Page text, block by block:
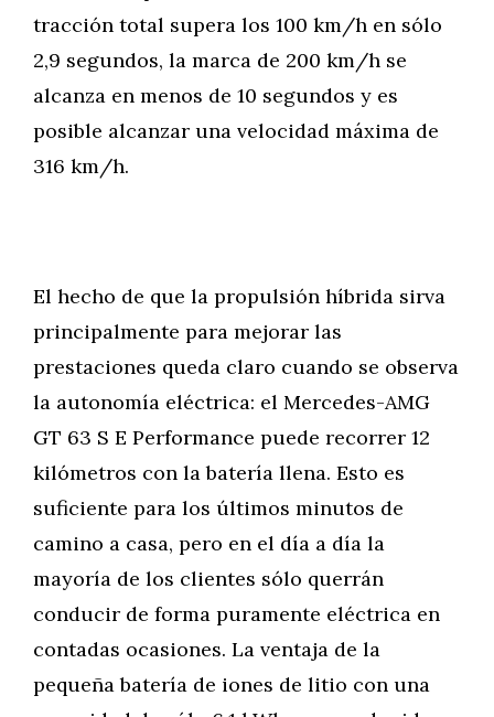
tracción total supera los 100 km/h en sólo
2,9 segundos, la marca de 200 km/h se
alcanza en menos de 10 segundos y es
posible alcanzar una velocidad máxima de
316 km/h.
El hecho de que la propulsión híbrida sirva
principalmente para mejorar las
prestaciones queda claro cuando se observa
la autonomía eléctrica: el Mercedes-AMG
GT 63 S E Performance puede recorrer 12
kilómetros con la batería llena. Esto es
suficiente para los últimos minutos de
camino a casa, pero en el día a día la
mayoría de los clientes sólo querrán
conducir de forma puramente eléctrica en
contadas ocasiones. La ventaja de la
pequeña batería de iones de litio con una